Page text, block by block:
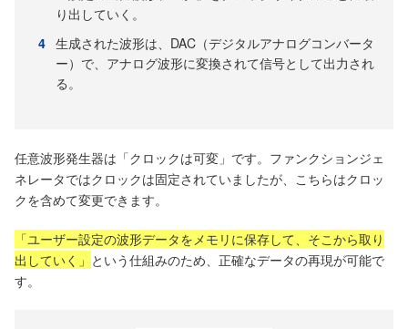
り出していく。
生成された波形は、DAC（デジタルアナログコンバータ
ー）で、アナログ波形に変換されて信号として出力され
る。
任意波形発生器は「クロックは可変」です。ファンクションジェ
ネレータではクロックは固定されていましたが、こちらはクロッ
クを含めて変更できます。
「ユーザー設定の波形データをメモリに保存して、そこから取り
出していく」 という仕組みのため、正確なデータの再現が可能で
す。